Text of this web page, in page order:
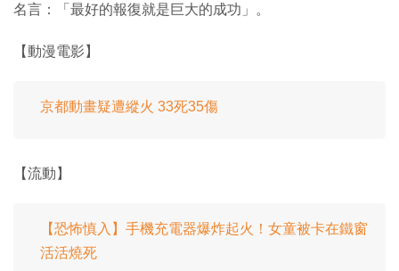
名言：「最好的報復就是巨大的成功」。
【動漫電影】
京都動畫疑遭縱火 33死35傷
【流動】
【恐怖慎入】手機充電器爆炸起火！女童被卡在鐵窗
活活燒死